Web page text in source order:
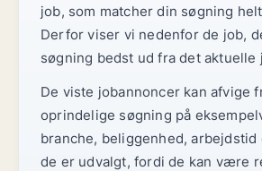
job, som matcher din søgning
Derfor viser vi nedenfor de job,
søgning bedst ud fra det aktuelle
De viste jobannoncer kan afvige
oprindelige søgning på
branche, beliggenhed, arbejdstid
de er udvalgt, fordi de kan være